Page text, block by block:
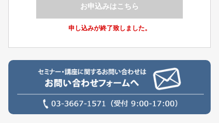
お申込みはこちら
申し込みが終了致しました。